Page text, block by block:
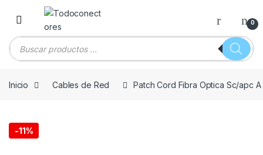
Skip to navigation
Skip to content
0
Búsqueda de productos
Inicio Cables de Red Patch Cord Fibra Optica Sc/apc
-11%